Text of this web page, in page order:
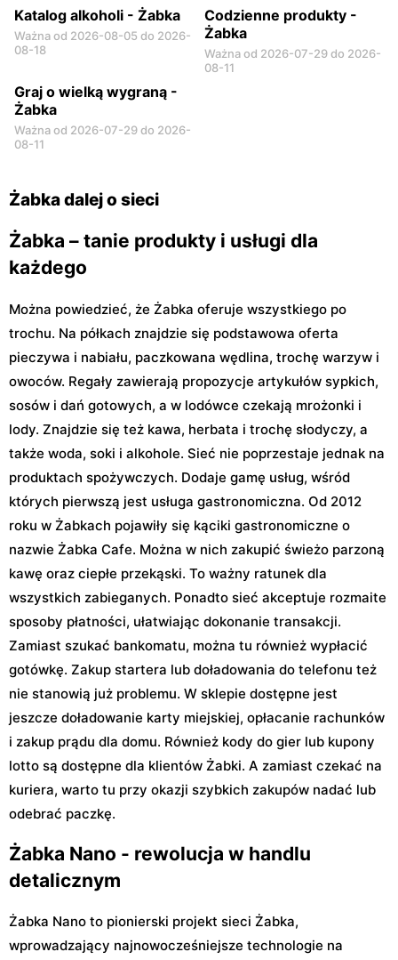
Katalog alkoholi - Żabka
Ważna od 2026-08-05 do 2026-
08-18
Codzienne produkty -
Żabka
Ważna od 2026-07-29 do 2026-
08-11
Graj o wielką wygraną -
Żabka
Ważna od 2026-07-29 do 2026-
08-11
Żabka dalej o sieci
Żabka – tanie produkty i usługi dla
każdego
Można powiedzieć, że Żabka oferuje wszystkiego po
trochu. Na półkach znajdzie się podstawowa oferta
pieczywa i nabiału, paczkowana wędlina, trochę warzyw i
owoców. Regały zawierają propozycje artykułów sypkich,
sosów i dań gotowych, a w lodówce czekają mrożonki i
lody. Znajdzie się też kawa, herbata i trochę słodyczy, a
także woda, soki i alkohole. Sieć nie poprzestaje jednak na
produktach spożywczych. Dodaje gamę usług, wśród
których pierwszą jest usługa gastronomiczna. Od 2012
roku w Żabkach pojawiły się kąciki gastronomiczne o
nazwie Żabka Cafe. Można w nich zakupić świeżo parzoną
kawę oraz ciepłe przekąski. To ważny ratunek dla
wszystkich zabieganych. Ponadto sieć akceptuje rozmaite
sposoby płatności, ułatwiając dokonanie transakcji.
Zamiast szukać bankomatu, można tu również wypłacić
gotówkę. Zakup startera lub doładowania do telefonu też
nie stanowią już problemu. W sklepie dostępne jest
jeszcze doładowanie karty miejskiej, opłacanie rachunków
i zakup prądu dla domu. Również kody do gier lub kupony
lotto są dostępne dla klientów Żabki. A zamiast czekać na
kuriera, warto tu przy okazji szybkich zakupów nadać lub
odebrać paczkę.
Żabka Nano - rewolucja w handlu
detalicznym
Żabka Nano to pionierski projekt sieci Żabka,
wprowadzający najnowocześniejsze technologie na